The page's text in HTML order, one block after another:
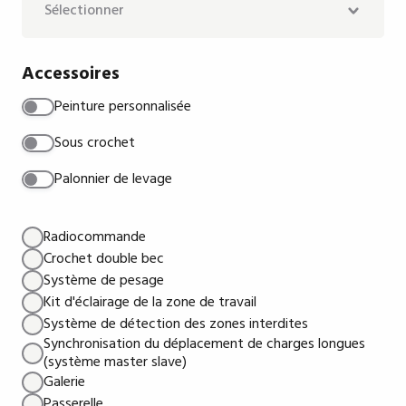
Exclus
Inclus
Exclus
Chemins de roulement longueur (m)
Accessoires
Peinture personnalisée
Sous crochet
Palonnier de levage
Code RAL
Radiocommande
Crochet double bec
Système de pesage
Kit d'éclairage de la zone de travail
Système de détection des zones interdites
Synchronisation du déplacement de charges longues
(système master slave)
Galerie